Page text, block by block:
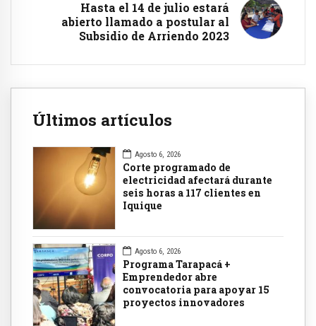
Hasta el 14 de julio estará
abierto llamado a postular al
Subsidio de Arriendo 2023
Últimos artículos
Agosto 6, 2026
Corte programado de
electricidad afectará durante
seis horas a 117 clientes en
Iquique
Agosto 6, 2026
Programa Tarapacá +
Emprendedor abre
convocatoria para apoyar 15
proyectos innovadores